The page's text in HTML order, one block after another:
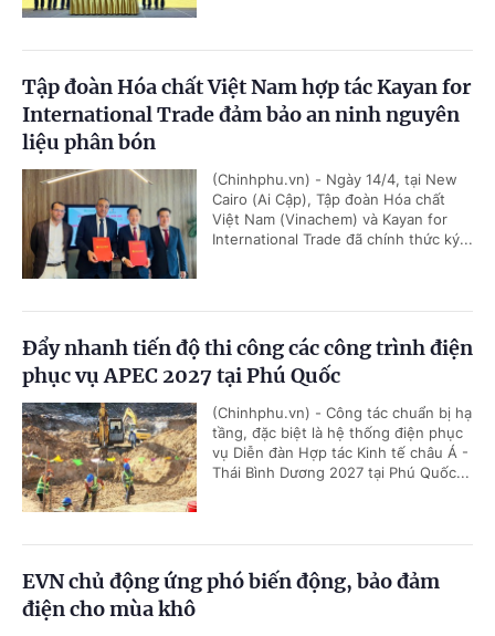
Tập đoàn Hóa chất Việt Nam hợp tác Kayan for
International Trade đảm bảo an ninh nguyên
liệu phân bón
(Chinhphu.vn) - Ngày 14/4, tại New
Cairo (Ai Cập), Tập đoàn Hóa chất
Việt Nam (Vinachem) và Kayan for
International Trade đã chính thức ký...
Đẩy nhanh tiến độ thi công các công trình điện
phục vụ APEC 2027 tại Phú Quốc
(Chinhphu.vn) - Công tác chuẩn bị hạ
tầng, đặc biệt là hệ thống điện phục
vụ Diễn đàn Hợp tác Kinh tế châu Á -
Thái Bình Dương 2027 tại Phú Quốc...
EVN chủ động ứng phó biến động, bảo đảm
điện cho mùa khô